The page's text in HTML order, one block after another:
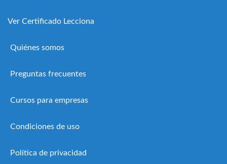
Ver Certificado Lecciona
Quiénes somos
Preguntas frecuentes
Cursos para empresas
Condiciones de uso
Política de privacidad